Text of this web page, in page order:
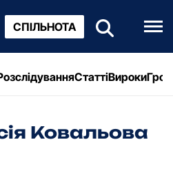
СПІЛЬНОТА
СтаттіВироки
Ковальова